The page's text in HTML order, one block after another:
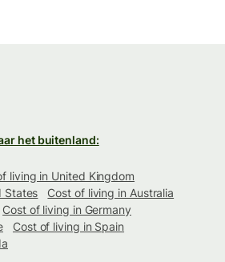
het buitenland:
living in United Kingdom
States
Cost of living in Australia
Cost of living in Germany
Cost of living in Spain